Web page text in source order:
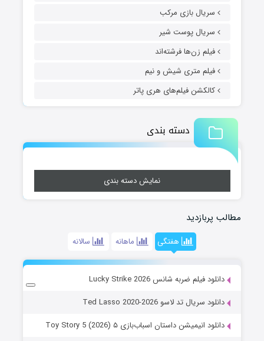
سریال بازی مرکب
سریال پوست شیر
فیلم زن‌ها فرشته‌اند
فیلم متری شیش و نیم
کالکشن فیلم‌های هری پاتر
دسته بندی
نمایش دسته بندی
مطالب پربازدید
هفتگی ماهانه سالانه
دانلود فیلم ضربه شانس Lucky Strike 2026
دانلود سریال تد لاسو Ted Lasso 2020-2026
دانلود انیمیشن داستان اسباب‌بازی ۵ Toy Story 5 (2026)